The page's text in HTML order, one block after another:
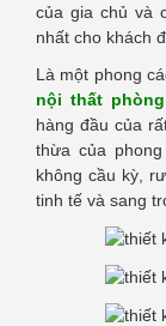
của gia chủ và
nhất cho khách
Là một phong
nội thất
hàng đầu của
thừa của
không cầu kỳ,
tinh tế và sang